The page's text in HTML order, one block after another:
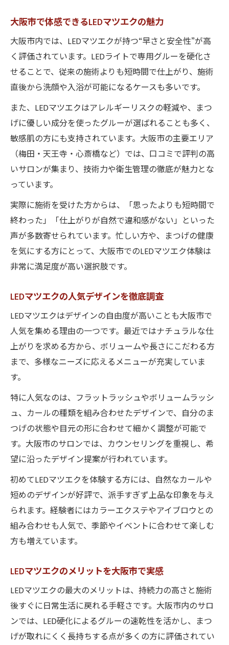
大阪市で体感できるLEDマツエクの魅力
大阪市内では、LEDマツエクが持つ“早さと安全性”が高
く評価されています。LEDライトで専用グルーを硬化さ
せることで、従来の施術よりも短時間で仕上がり、施術
直後から洗顔や入浴が可能になるケースも多いです。
また、LEDマツエクはアレルギーリスクの軽減や、まつ
げに優しい成分を使ったグルーが選ばれることも多く、
敏感肌の方にも支持されています。大阪市の主要エリア
（梅田・天王寺・心斎橋など）では、口コミで評判の高
いサロンが集まり、技術力や衛生管理の徹底が魅力とな
っています。
実際に施術を受けた方からは、「思ったよりも短時間で
終わった」「仕上がりが自然で違和感がない」といった
声が多数寄せられています。忙しい方や、まつげの健康
を気にする方にとって、大阪市でのLEDマツエク体験は
非常に満足度が高い選択肢です。
LEDマツエクの人気デザインを徹底調査
LEDマツエクはデザインの自由度が高いことも大阪市で
人気を集める理由の一つです。最近ではナチュラルな仕
上がりを求める方から、ボリュームや長さにこだわる方
まで、多様なニーズに応えるメニューが充実していま
す。
特に人気なのは、フラットラッシュやボリュームラッシ
ュ、カールの種類を組み合わせたデザインで、自分のま
つげの状態や目元の形に合わせて細かく調整が可能で
す。大阪市のサロンでは、カウンセリングを重視し、希
望に沿ったデザイン提案が行われています。
初めてLEDマツエクを体験する方には、自然なカールや
短めのデザインが好評で、派手すぎず上品な印象を与え
られます。経験者にはカラーエクステやアイブロウとの
組み合わせも人気で、季節やイベントに合わせて楽しむ
方も増えています。
LEDマツエクのメリットを大阪市で実感
LEDマツエクの最大のメリットは、持続力の高さと施術
後すぐに日常生活に戻れる手軽さです。大阪市内のサロ
ンでは、LED硬化によるグルーの速乾性を活かし、まつ
げが取れにくく長持ちする点が多くの方に評価されてい